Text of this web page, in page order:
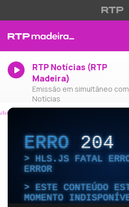
RTP Notícias (RTP
Madeira)
Emissão em simultâneo
Notícias
ERRO204
HLS.JS FATAL
ERROR
ESTE CONTEÚDO
MOMENTO